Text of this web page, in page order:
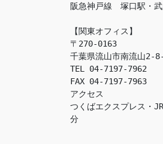
阪急神戸線　塚口駅・
【関東オフィス】
〒270-0163
千葉県流山市南流山2-
TEL 04-7197-7962
FAX 04-7197-7963
アクセス
つくばエクスプレス・
分